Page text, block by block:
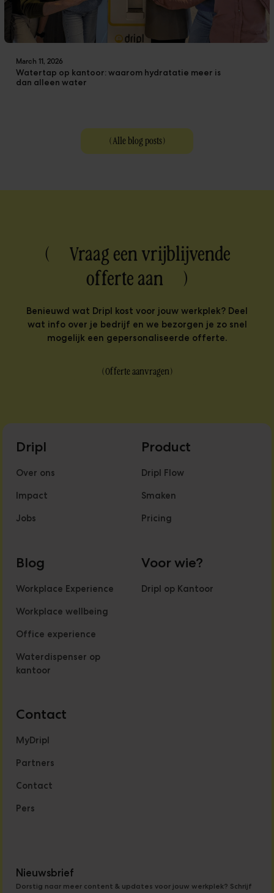
March 11, 2026
Watertap op kantoor: waarom hydratatie meer is
dan alleen water
(Alle blog posts)
( Vraag een vrijblijvende
offerte aan )
Benieuwd wat Dripl kost voor jouw werkplek? Deel
wat info over je bedrijf en we bezorgen je zo snel
mogelijk een gepersonaliseerde offerte.
(Offerte aanvragen)
Dripl
Over ons
Impact
Jobs
Product
Dripl Flow
Smaken
Pricing
Blog
Workplace Experience
Workplace wellbeing
Office experience
Waterdispenser op
kantoor
Voor wie?
Dripl op Kantoor
Contact
MyDripl
Partners
Contact
Pers
Nieuwsbrief
Dorstig naar meer content & updates voor jouw werkplek? Schrijf